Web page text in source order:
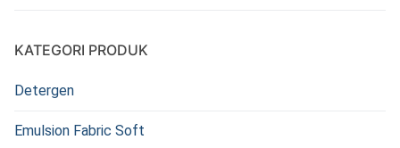
KATEGORI PRODUK
Detergen
Emulsion Fabric Soft